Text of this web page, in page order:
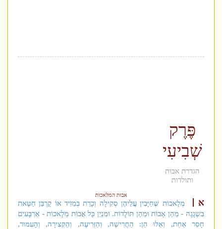
פֶּרֶק
שְׁבִיעִי
הגדרת אבות
ותולדות
אבות המלאכות
מְלָאכוֹת שֶׁחַיָּבִין עֲלֵיהֶן סְקִילָה וְכָרֵת בְּמֵזִיד אוֹ קָרְבַּן חַטָּאת
בִּשְׁגָגָה - מֵהֶן אָבוֹת וּמֵהֶן תּוֹלָדוֹת. וּמִנְיַן כָּל אֲבוֹת מְלָאכוֹת - אַרְבָּעִים
חָסֵר אַחַת, וְאֵלּוּ הֵן: הַחֲרִישָׁה, וְהַזְּרִיעָה, וְהַקְּצִירָה, וְהָעִמּוּר,